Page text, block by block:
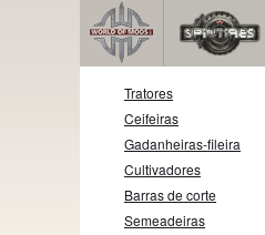
Tratores
Ceifeiras
Gadanheiras-fileira
Cultivadores
Barras de corte
Semeadeiras